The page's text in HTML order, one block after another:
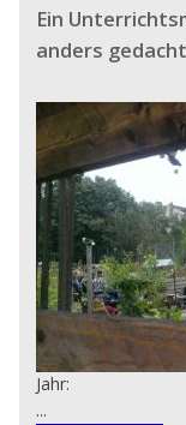
Ein
anders
Jahr:
...